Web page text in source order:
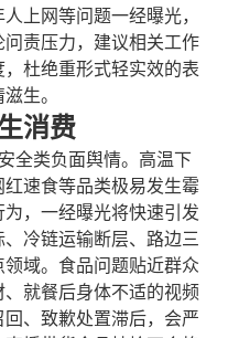
上网等问题一经曝光，
责压力，建议相关工作
杜绝重形式轻实效的表
生。
消费
全类负面舆情。高温下
速食等品类极易发生霉
，一经曝光将快速引发
冷链运输断层、路边三
域。食品问题贴近群众
就餐后身体不适的视频
、致歉处置滞后，会严